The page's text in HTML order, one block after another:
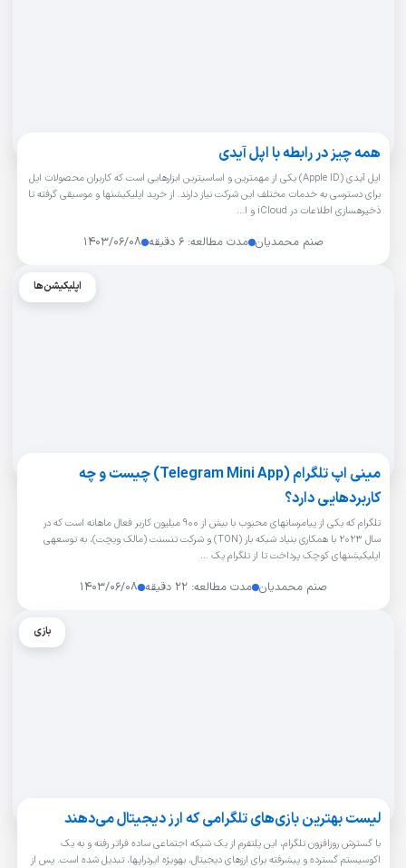
همه چیز در رابطه با اپل آیدی
اپل آیدی (Apple ID) یکی از مهمترین و اساسیترین ابزارهایی است که کاربران محصولات اپل
برای دسترسی به خدمات مختلف این شرکت نیاز دارند. از خرید اپلیکیشنها و موسیقی گرفته تا
ذخیرهسازی اطلاعات در iCloud و ا…
صنم محمدیان مدت مطالعه: ۶ دقیقه ۱۴۰۳/۰۶/۰۸
اپلیکیشن‌ها
مینی اپ تلگرام (Telegram Mini App) چیست و چه
کاربردهایی دارد؟
تلگرام که یکی از پیامرسانهای محبوب با بیش از ۹۰۰ میلیون کاربر فعال ماهانه است که در
سال ۲۰۲۳ با همکاری بنیاد شبکه باز (TON) و شرکت تنسنت (مالک ویچت)، به توسعهی
اپلیکیشنهای کوچک پرداخت تا از تلگرام یک …
صنم محمدیان مدت مطالعه: ۲۲ دقیقه ۱۴۰۳/۰۶/۰۸
بازی
لیست بهترین بازی‌های تلگرامی که ارز دیجیتال می‌دهند
با گسترش روزافزون تلگرام، این پلتفرم از یک شبکه اجتماعی ساده فراتر رفته و به یک
اکوسیستم گسترده و پیشرفته برای ارزهای دیجیتال، بهویژه ایردراپها، تبدیل شده است. پس از